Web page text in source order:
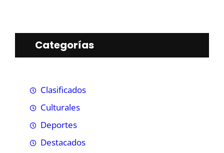
Categorías
Clasificados
Culturales
Deportes
Destacados